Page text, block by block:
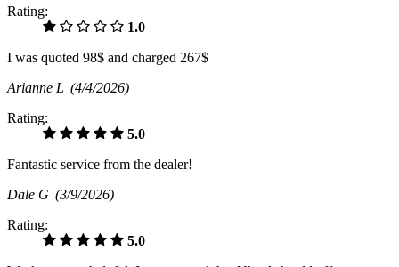
Rating:
1.0
I was quoted 98$ and charged 267$
Arianne L (4/4/2026)
Rating:
5.0
Fantastic service from the dealer!
Dale G (3/9/2026)
Rating:
5.0